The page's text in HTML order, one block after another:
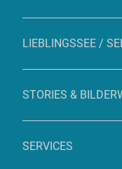
LIEBLINGSSEE /
STORIES &
SERVICES